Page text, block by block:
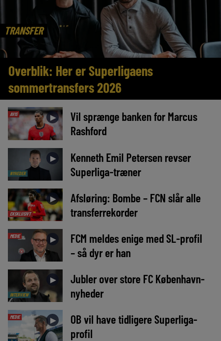
TRANSFER
Overblik: Her er Superligaens
sommertransfers 2026
AVIS ►
Vil sprænge banken for Marcus
Rashford
NYHEDER
►
Kenneth Emil Petersen revser
Superliga-træner
EKSKLUSIVT
►
Afsløring: Bombe – FCN slår alle
transferrekorder
MEDIE ►
FCM meldes enige med SL-profil
– så dyr er han
INTERVIEW
►
Jubler over store FC København-
nyheder
MEDIE ►
OB vil have tidligere Superliga-
profil